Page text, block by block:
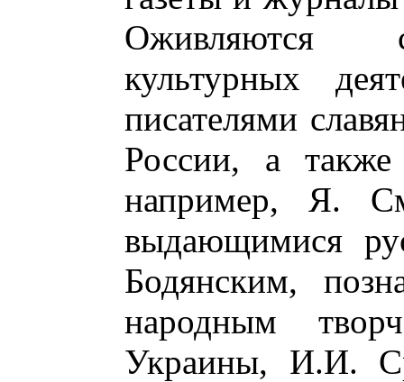
Оживляются
культурных
писателями
России, а
например, Я.
выдающимися
Бодянским,
народным
Украины, И.И.